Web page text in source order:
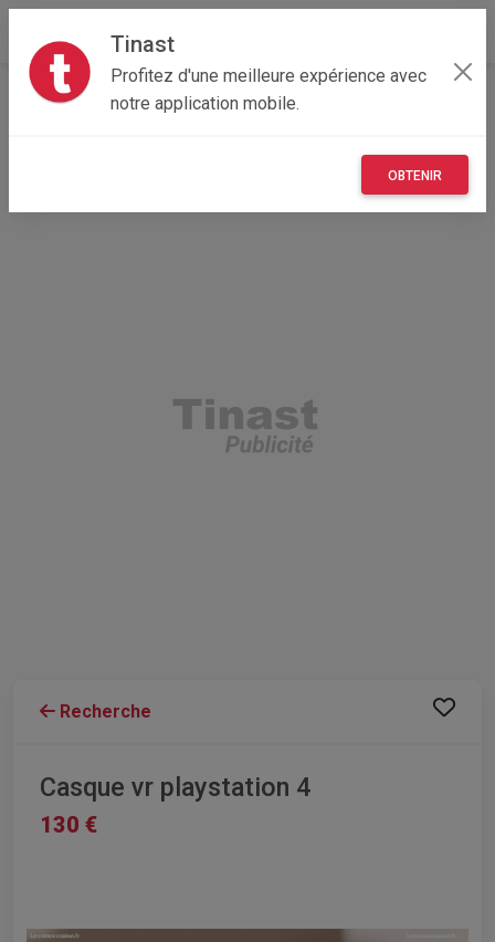
Tinast
Profitez d'une meilleure expérience avec
notre application mobile.
OBTENIR
Accueil Multimedia
Provence-Alpes-Côte d'Azur
Recherche
Casque vr playstation 4
130 €